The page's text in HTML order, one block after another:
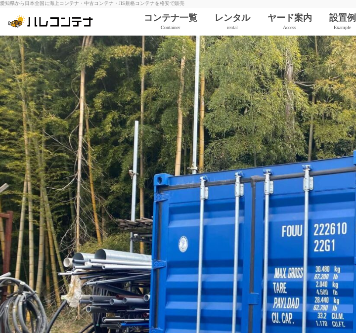
愛知県から日本全国に海上コンテナ・中古コンテナ・JIS規格コンテナを格安で販売
コンテナ一覧
Container
6ft コンテナ
10ft コンテナ
12ft コンテナ
20ft コンテナ ¥286,000〜
40ft コンテナ ¥484,000〜
ハイキューブ
新品（ワンウェイ）
中古コンテナ
シャッター付き
サイドオープン
保冷コンテナ
JR貨物コンテナ
レンタル
rental
ヤード案内
Access
設置例
Example